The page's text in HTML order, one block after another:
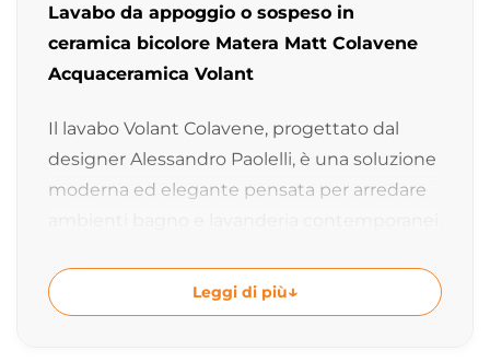
Lavabo da appoggio o sospeso in
ceramica bicolore Matera Matt Colavene
Acquaceramica Volant
Il lavabo Volant Colavene, progettato dal
designer Alessandro Paolelli, è una soluzione
moderna ed elegante pensata per arredare
Bianco Lucido ed esterno Matera Matt dona
carattere e stile alla composizione, creando
Leggi di più